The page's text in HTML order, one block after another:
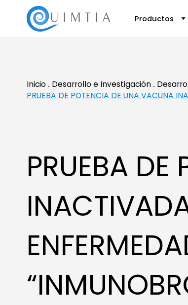
Productos
Inicio Desarrollo e Investigación
PRUEBA DE POTENCIA DE UNA VACUNA
PRUEBA